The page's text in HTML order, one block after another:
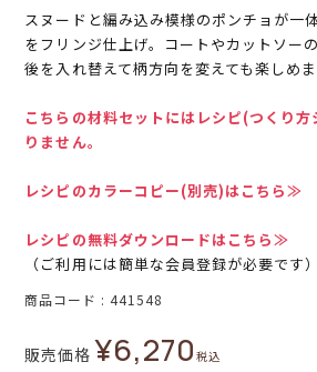
スヌードと編み込み模様のポンチョが一
をフリンジ仕上げ。コートやカットソー
後を入れ替えて柄方向を変えても楽しめま
こちらの材料セットにはレシピ(つくり
りません。
レシピのカラーコピー(別売)はこちら≫
レシピの無料ダウンロードはこちら≫
（ご利用には簡単な会員登録が必要です）
商品コード 441548
販売価格 ¥6,270税込